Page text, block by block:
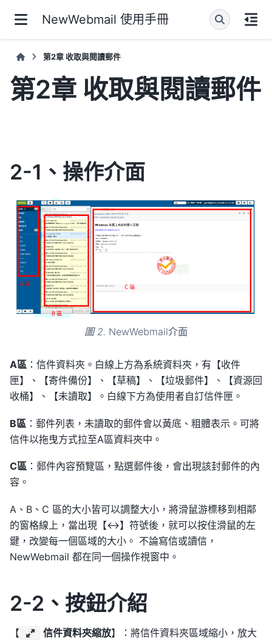
NewWebmail 使用手冊
第2章 收取與閱讀郵件
第2章 收取與閱讀郵件
2-1、操作介面
圖 2. NewWebmail介面
A區 ：信件資料夾。白線上方為系統資料夾，有【收件
匣】、【寄件備份】、【草稿】、【垃圾郵件】、【資源回
收桶】、【未讀取】。白線下方為使用者自訂信件匣。
B區 ：郵件列表，未讀取的郵件會以黃底、粗體表示。可將
信件以拖曳方式拉至A區資料夾中。
C區 ：郵件內容預覽區，點選郵件後，會出現該封郵件的內
容。
A、B、C 區的大小皆可以調整大小，將滑鼠游標移到相鄰
的窗格線上，當出現【<->】符號後，就可以按住滑鼠的左
鍵，改變每一個區域的大小。 不論寫信或讀信，
NewWebmail 都在同一個操作視窗中。
2-2、按鈕介紹
【 信件資料夾縮放】：將信件資料夾區域縮小，放大